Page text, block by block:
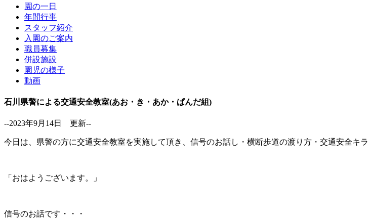
園の一日
年間行事
スタッフ紹介
入園のご案内
職員募集
併設施設
園児の様子
動画
石川県警による交通安全教室(あお・き・あか・ぱんだ組)
--2023年9月14日 更新--
今日は、県警の方に交通安全教室を実施して頂き、信号のお話し・横断歩道の渡り方・交通安全キ
「おはようございます。」
信号のお話です・・・